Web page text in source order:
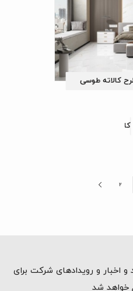
کالاته طوسی
کاشی پرسلان پایپر
2
اخبار و رویدادهای شرکت برای
خواهد شد